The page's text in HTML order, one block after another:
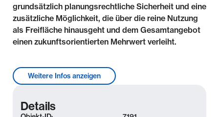
grundsätzlich planungsrechtliche Sicherheit und eine
zusätzliche Möglichkeit, die über die reine Nutzung
als Freifläche hinausgeht und dem Gesamtangebot
einen zukunftsorientierten Mehrwert verleiht.
Lage & Umgebung
Leipzig-Paunsdorf, in einem naturbetontem Umfeld
mit einer Grünanlage und Kinderspielplatz vor der
Weitere Infos anzeigen
Details